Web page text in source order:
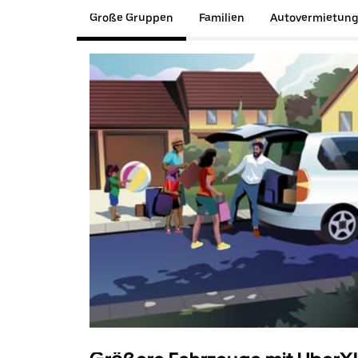
Große Gruppen Familien